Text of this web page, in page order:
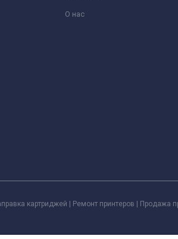
О нас
картриджей | Ремонт принтеров | Продажа